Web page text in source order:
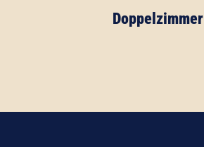
Doppelzimmer